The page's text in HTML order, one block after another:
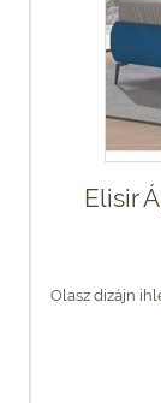
Elisir
Olasz dizájn